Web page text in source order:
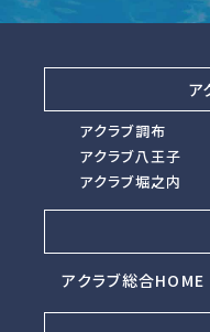
ア
アクラブ調布
アクラブ八王子
アクラブ堀之内
アクラブ総合HOME